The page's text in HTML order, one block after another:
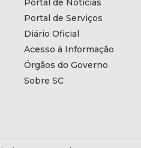
Portal de Notícias
Portal de Serviços
Diário Oficial
Acesso à Informação
Órgãos do Governo
Sobre SC